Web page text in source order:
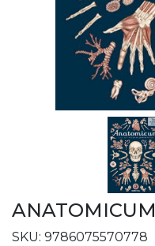
ANATOMICUM
SKU: 9786075570778